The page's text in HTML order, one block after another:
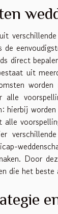
de
direct
uit
hierbij
Door
die het